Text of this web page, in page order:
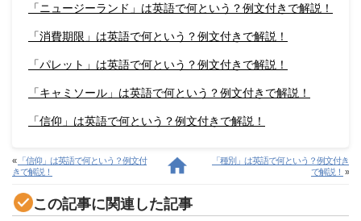
「ニュージーランド」は英語で何という？例文付きで解説！
「消費期限」は英語で何という？例文付きで解説！
「パレット」は英語で何という？例文付きで解説！
「キャミソール」は英語で何という？例文付きで解説！
「信仰」は英語で何という？例文付きで解説！
« 「信仰」は英語で何という？例文付
きで解説！
「種別」は英語で何という？例文付き
で解説！ »
この記事に関連した記事